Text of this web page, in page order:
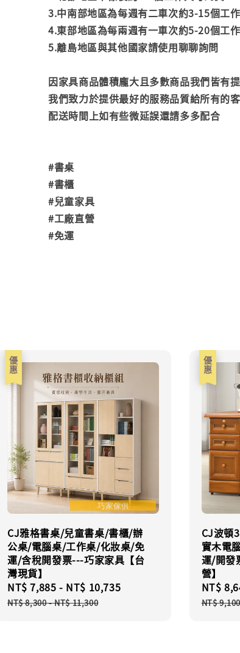
3.中南部地區為每週有二車次約3-15個工
4.東部地區為每兩週有一車次約5-20個工
5.離島地區與其他國家請使用聊聊詢問
因家具商品體積龐大且多數商品我們皆有
我們致力於提供最好的服務品質給所有的
配送時間上如有些微延誤還請多多配合
#書桌
#書櫃
#兒童家具
#工廠直營
#免運
優惠
CJ雅格書桌/兒童書桌/書櫃/辦
公桌/電腦桌/工作桌/化妝桌/免
運/含稅開發票---巧家家具【台
灣現貨】
Sale
price
NT$ 7,885 - NT$ 10,735
NT$ 8,300-NT$ 11,300
優惠
CJ波頓
實木電
運/開發
營】
Sale
price
NT$
NT$ 9,100